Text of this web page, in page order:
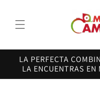
al contenido
LA PERFECTA
LA ENCUENTRAS